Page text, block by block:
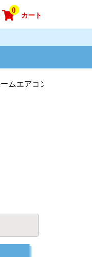
0
カート